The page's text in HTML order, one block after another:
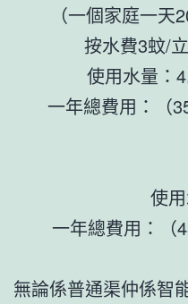
（一個家庭一天
按水費3蚊/
使用水量：
一年總費用：（
使
一年總費用：（
無論係普通渠仲係智